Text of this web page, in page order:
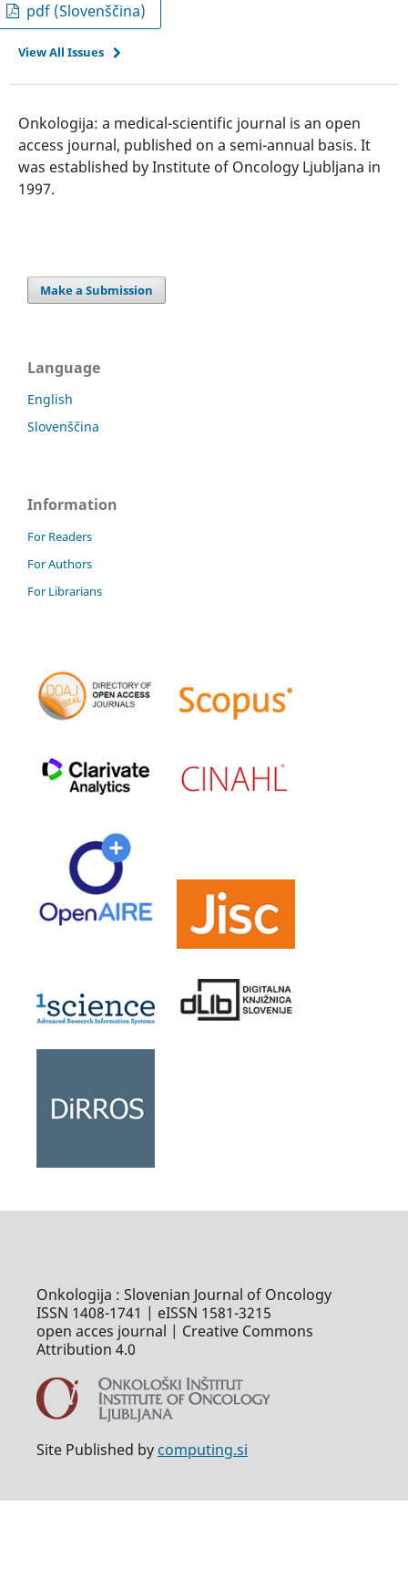
pdf (Slovenščina)
View All Issues
Onkologija: a medical-scientific journal is an open
access journal, published on a semi-annual basis. It
was established by Institute of Oncology Ljubljana in
1997.
Make a Submission
Language
English
Slovenščina
Information
For Readers
For Authors
For Librarians
Onkologija : Slovenian Journal of Oncology
ISSN 1408-1741 | eISSN 1581-3215
open acces journal | Creative Commons
Attribution 4.0
Site Published by computing.si